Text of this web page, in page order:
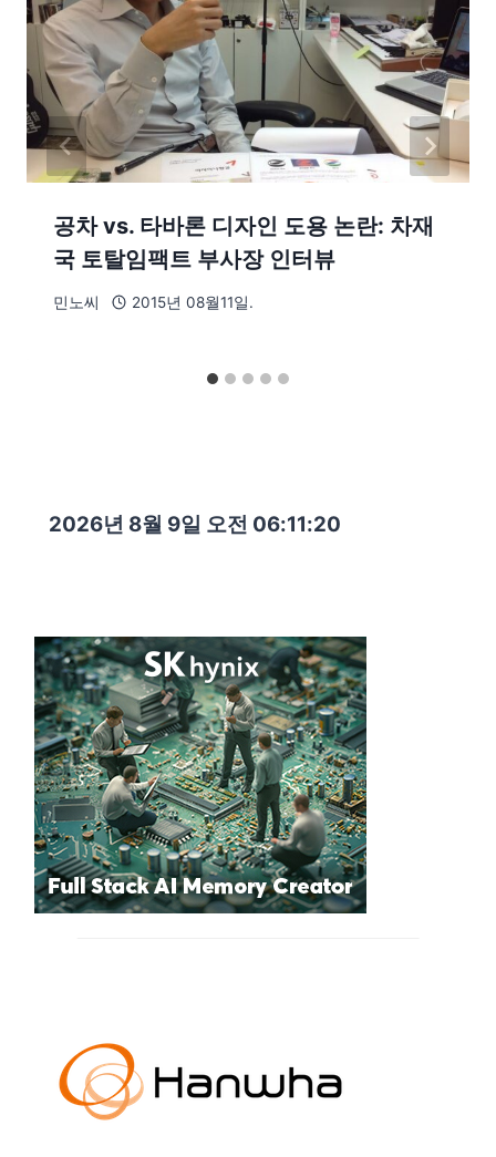
공차 vs. 타바론 디자인 도용 논란: 차재
국 토탈임팩트 부사장 인터뷰
민노씨 2015년 08월11일.
2026년 8월 9일 오전 06:11:22